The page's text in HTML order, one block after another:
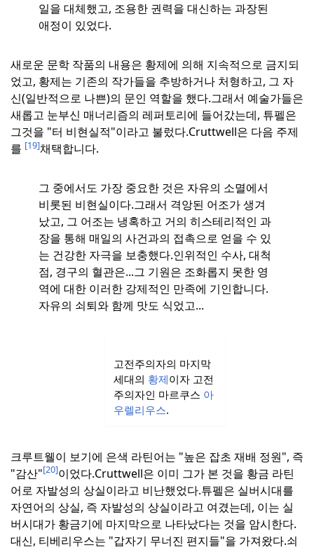
일을 대체했고, 조용한 권력을 대신하는 과장된
애정이 있었다.
새로운 문학 작품의 내용은 황제에 의해 지속적으로 금지되
었고, 황제는 기존의 작가들을 추방하거나 처형하고, 그 자
신(일반적으로 나쁜)의 문인 역할을 했다.그래서 예술가들은
새롭고 눈부신 매너리즘의 레퍼토리에 들어갔는데, 튜펠은
그것을 "터 비현실적"이라고 불렀다.Cruttwell은 다음 주제
를 [19]채택합니다.
그 중에서도 가장 중요한 것은 자유의 소멸에서
비롯된 비현실이다.그래서 격앙된 어조가 생겨
났고, 그 어조는 냉혹하고 거의 히스테리적인 과
장을 통해 매일의 사건과의 접촉으로 얻을 수 있
는 건강한 자극을 보충했다.인위적인 수사, 대척
점, 경구의 혈관은...그 기원은 조화롭지 못한 영
역에 대한 이러한 강제적인 만족에 기인합니다.
자유의 쇠퇴와 함께 맛도 식었고...
고전주의자의 마지막
세대의 황제이자 고전
주의자인 마르쿠스 아
우렐리우스.
크루트웰이 보기에 은색 라틴어는 "높은 잡초 재배 정원", 즉
"감산"[20]이었다.Cruttwell은 이미 그가 본 것을 황금 라틴
어로 자발성의 상실이라고 비난했었다.튜펠은 실버시대를
자연어의 상실, 즉 자발성의 상실이라고 여겼는데, 이는 실
버시대가 황금기에 마지막으로 나타났다는 것을 암시한다.
대신, 티베리우스는 "갑자기 무너진 편지들"을 가져왔다.쇠